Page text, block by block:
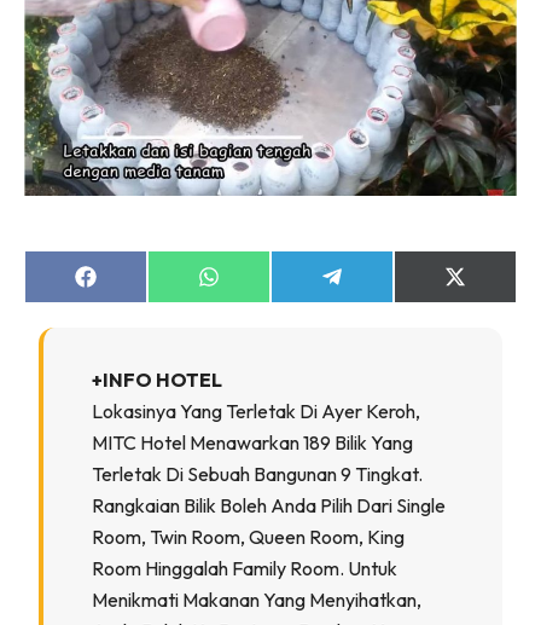
Bilik Tidur
Dapur
Ruang Makan
Make Over
Bilik Air
Bilik Tidur
Ruang Makan
Impiana Makeover
Makeover Ruang Selebriti
Destinasi
Hotel
Kafe
Hartanah
High Rise
Share
on
Share
on
Share
on
Share
on
+INFO HOTEL
Lokasinya Yang Terletak Di Ayer Keroh,
MITC Hotel Menawarkan 189 Bilik Yang
Terletak Di Sebuah Bangunan 9 Tingkat.
Rangkaian Bilik Boleh Anda Pilih Dari Single
Room, Twin Room, Queen Room, King
Room Hinggalah Family Room. Untuk
Menikmati Makanan Yang Menyihatkan,